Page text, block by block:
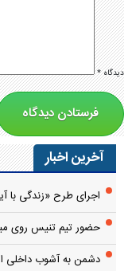
دیدگاه*
آخرین اخبار
اجرای طرح «زندگی با
حضور تیم تنیس روی
دشمن به آشوب داخلی